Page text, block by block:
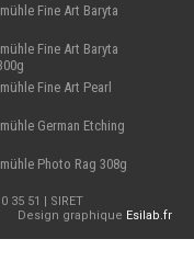
Fine Art Baryta
Fine Art Baryta
Fine Art Pearl
German Etching
Photo Rag 308g
35 51 | SIRET
Design graphique Esilab.fr